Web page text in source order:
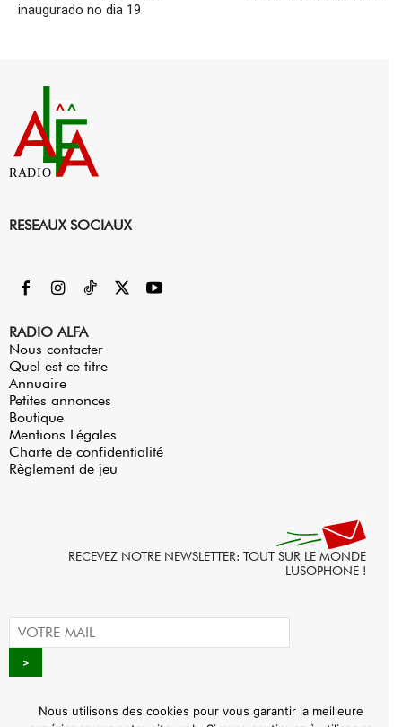
inaugurado no dia 19
RADIO
RESEAUX SOCIAUX
RADIO ALFA
Nous contacter
Quel est ce titre
Annuaire
Petites annonces
Boutique
Mentions Légales
Charte de confidentialité
Règlement de jeu
RECEVEZ NOTRE NEWSLETTER: TOUT SUR LE MONDE
LUSOPHONE !
Nous utilisons des cookies pour vous garantir la meilleure